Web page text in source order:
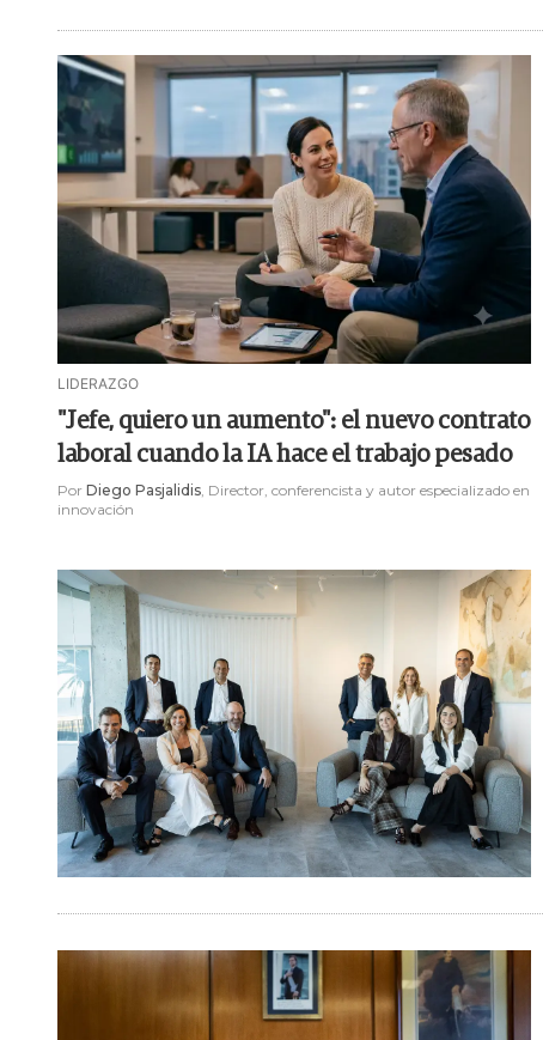
LIDERAZGO
"Jefe, quiero un aumento": el nuevo contrato
laboral cuando la IA hace el trabajo pesado
Por Diego Pasjalidis , Director, conferencista y autor especializado en
innovación